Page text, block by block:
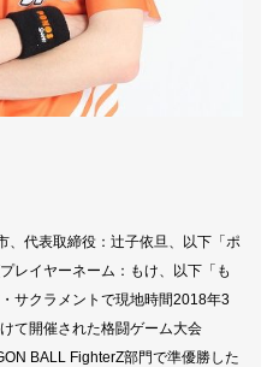
、代表取締役：辻子依旦、以下「ポ
レイヤーネーム：もけ、以下「も
サクラメントで現地時間2018年3
て開催された格闘ゲーム大会
BALL FighterZ部門で準優勝した